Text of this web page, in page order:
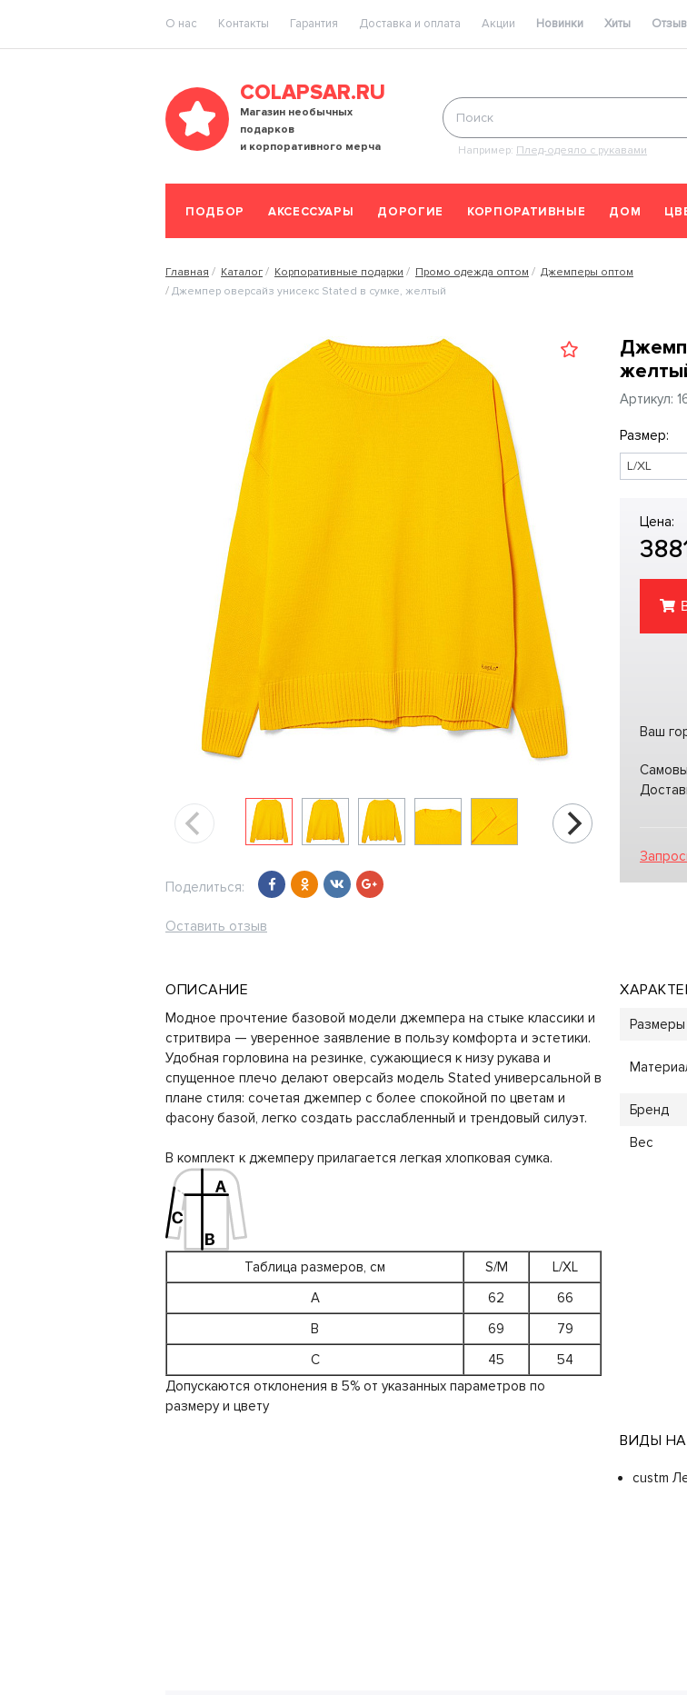
O нас Контакты Гарантия Доставка и оплата Акции Новинки Хиты
COLAPSAR.RU
Магазин необычных
подарков
и корпоративного мерча
Например: Плед-одеяло с рукавами
ПОДБОР АКСЕССУАРЫ ДОРОГИЕ КОРПОРАТИВНЫЕ ДОМ
Главная Каталог Корпоративные подарки Промо одежда оптом
Джемперы оптом
Джемпер оверсайз унисекс Stated в сумке, желтый
Поделиться:
Оставить отзыв
Артикул:
Размер:
Цена:
Ваш
ОПИСАНИЕ
Модное прочтение базовой модели джемпера на стыке классики и
стритвира — уверенное заявление в пользу комфорта и эстетики.
Удобная горловина на резинке, сужающиеся к низу рукава и
спущенное плечо делают оверсайз модель Stated универсальной в
плане стиля: сочетая джемпер с более спокойной по цветам и
фасону базой, легко создать расслабленный и трендовый силуэт.
В комплект к джемперу прилагается легкая хлопковая сумка.
Таблица размеров, см S/M
L/XL
A
62
66
B
69
79
C
45
54
Допускаются отклонения в 5% от указанных параметров по
размеру и цвету
Размеры
Бренд
Вес
ВИДЫ
custm